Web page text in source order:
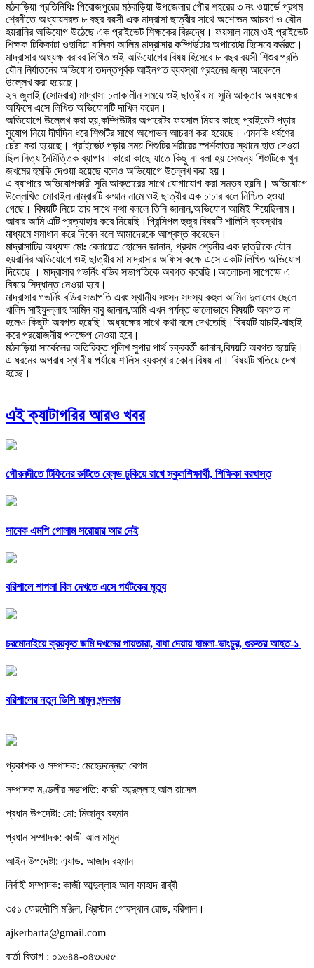
মঠবাড়িয়া প্রতিনিধিঃ পিরোজপুরের মঠবাড়িয়া উপজেলার পৌর শহরের ৩ নং ওয়ার্ডে প্রথম
শ্রেনীতে অধ্যায়নরত ৮ বছর বয়সী এক মাদ্রাসা ছাত্রীর সাথে অশোভন আচরণ ও যৌন
হয়রানির অভিযোগ উঠেছে এক প্রাইভেট শিক্ষকের বিরুদ্ধে। ফয়সাল নামে ওই প্রাইভেট
শিক্ষক টিকিকাটা ওহাবিয়া বালিকা আলিম মাদ্রাসার কম্পিউটার অপারেটর হিসেবে কর্মরত।
মাদ্রাসার অধ্যক্ষ বরাবর লিখিত ওই অভিযোগের বিষয় হিসেবে ৮ বছর বয়সী শিশুর প্রতি
যৌন নির্যাতনের অভিযোগ তদন্তপূর্বক আইনগত ব্যবস্থা গ্রহনের জন্য আবেদনে
উল্লেখ করা হয়েছে।
২৭ জুলাই (সোমবার) মাদ্রাসা চলাকালীন সময়ে ওই ছাত্রীর মা সুমি আক্তার অধ্যক্ষের
অফিসে এসে লিখিত অভিযোগটি দাখিল করেন।
অভিযোগে উল্লেখ করা হয়,কম্পিউটার অপারেটর ফয়সাল মিয়ার কাছে প্রাইভেট পড়ার
সুযোগ নিয়ে দীর্ঘদিন ধরে শিশুটির সাথে অশোভন আচরণ করা হয়েছে। এমনকি ধর্ষণের
চেষ্টা করা হয়েছে। প্রাইভেট পড়ার সময় শিশুটির শরীরের স্পর্শকাতর স্থানে হাত দেওয়া
ছিল নিত্য নৈমিত্তিক ব্যাপার।কারো কাছে যাতে কিছু না বলা হয় সেজন্য শিশুটিকে খুন
জখমের হুমকি দেওয়া হয়েছে বলেও অভিযোগে উল্লেখ করা হয়।
এ ব্যাপারে অভিযোগকারী সুমি আক্তারের সাথে যোগাযোগ করা সম্ভব হয়নি। অভিযোগে
উল্লেখিত মোবাইল নাম্বারটি রুম্মান নামে ওই ছাত্রীর এক চাচার বলে নিশ্চিত হওয়া
গেছে। বিষয়টি নিয়ে তার সাথে কথা বললে তিনি জানান,অভিযোগ আমিই দিয়েছিলাম।
আবার আমি এটি প্রত্যাহার করে নিয়েছি।প্রিন্সিপল হুজুর বিষয়টি শালিসি ব্যবস্থার
মাধ্যমে সমাধান করে দিবেন বলে আমাদেরকে আশ্বস্ত করেছেন।
মাদ্রাসাটির অধ্যক্ষ মোঃ বেলায়েত হোসেন জানান, প্রথম শ্রেনীর এক ছাত্রীকে যৌন
হয়রানির অভিযোগে ওই ছাত্রীর মা মাদ্রাসার অফিস কক্ষে এসে একটি লিখিত অভিযোগ
দিয়েছে । মাদ্রাসার গভর্নিং বডির সভাপতিকে অবগত করেছি।আলোচনা সাপেক্ষে এ
বিষয়ে সিদ্ধান্ত নেওয়া হবে।
মাদ্রাসার গভর্নিং বডির সভাপতি এবং স্থানীয় সংসদ সদস্য রুহুল আমিন দুলালের ছেলে
খালিদ সাইফুল্লাহ আমিন বাবু জানান,আমি এখন পর্যন্ত ভালোভাবে বিষয়টি অবগত না
হলেও কিছুটা অবগত হয়েছি।অধ্যক্ষের সাথে কথা বলে দেখতেছি।বিষয়টি যাচাই-বাছাই
করে প্রয়োজনীয় পদক্ষেপ নেওয়া হবে।
মঠবাড়িয়া সার্কেলের অতিরিক্ত পুলিশ সুপার পার্থ চক্রবর্তী জানান,বিষয়টি অবগত হয়েছি।
এ ধরনের অপরাধ স্থানীয় পর্যায়ে শালিস ব্যবস্থার কোন বিষয় না। বিষয়টি খতিয়ে দেখা
হচ্ছে।
এই ক্যাটাগরির আরও খবর
গৌরনদীতে টিফিনের রুটিতে ব্লেড ঢুকিয়ে রাখে স্কুলশিক্ষার্থী, শিক্ষিকা বরখাস্ত
সাবেক এমপি গোলাম সরোয়ার আর নেই
বরিশালে শাপলা বিল দেখতে এসে পর্যটকের মৃত্যু
চরমোনাইয়ে ক্রয়কৃত জমি দখলের পায়তারা, বাধা দেয়ায় হামলা-ভাংচুর, গুরুতর আহত-১
বরিশালের নতুন ডিসি মামুন খন্দকার
প্রকাশক ও সম্পাদক: মেহেরুন্নেছা বেগম
সম্পাদক মণ্ডলীর সভাপতি: কাজী আব্দুল্লাহ আল রাসেল
প্রধান উপদেষ্টা: মো: মিজানুর রহমান
প্রধান সম্পাদক: কাজী আল মামুন
আইন উপদেষ্টা: এ্যাড. আজাদ রহমান
নির্বাহী সম্পাদক: কাজী আব্দুল্লাহ আল ফাহাদ রাব্বী
৩৫১ ফেরদৌসি মঞ্জিল, খ্রিস্টান গোরস্থান রোড, বরিশাল।
ajkerbarta@gmail.com
বার্তা বিভাগ : ০১৬৪৪-০৪৩৩৫৫